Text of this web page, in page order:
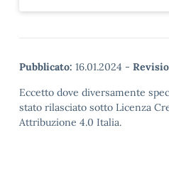
Pubblicato: 16.01.2024 -
Eccetto dove diversamente
stato rilasciato sotto Licenza
Attribuzione 4.0 Italia.